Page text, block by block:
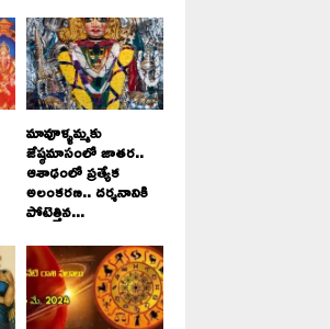
మావూళ్ళమ్మకు
జేష్ఠమాసంలో జాతర..
ఆశాఢంలో ప్రత్యేక
అలంకరణ.. దర్శనానికి
పోటెత్తిన...